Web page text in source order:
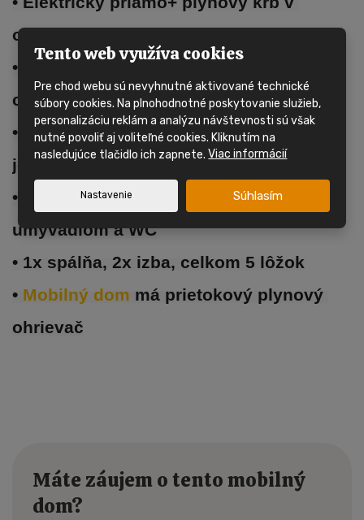
obývacej izbe
•
Mobilný dom
celom dome
• Obývacia izba, kuchynská linka,
jedálenský kút
• Kúpeľňa so sprchovacím kútom,
umývadlom a WC
• 1x spálňa, 2x izba, celkom 5 lôžok
• Mobilný dom má prietokový plynový
ohrievač
Máte záujem o tento mobilný
dom?
Tento web využíva cookies
Pre chod webu sú nevyhnutné aktivované technické
súbory cookies. Na plnohodnotné poskytovanie služieb,
personalizáciu reklám a analýzu návštevnosti sú však
nutné povoliť aj voliteľné cookies. Kliknutím na
nasledujúce tlačidlo ich zapnete.Viac informácií
Nastavenie Súhlasím